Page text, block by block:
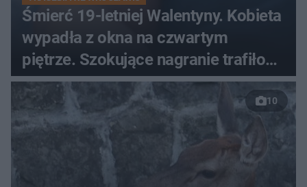
Śmierć 19-letniej Walentyny. Kobieta
wypadła z okna na czwartym
piętrze. Szokujące nagranie trafiło
do sieci
10